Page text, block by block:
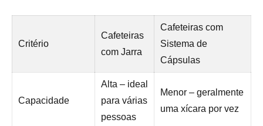
Critério
Cafeteiras
com Jarra
Cafeteiras com
Sistema de
Cápsulas
Capacidade
Alta – ideal
para várias
pessoas
Menor – geralmente
uma xícara por vez